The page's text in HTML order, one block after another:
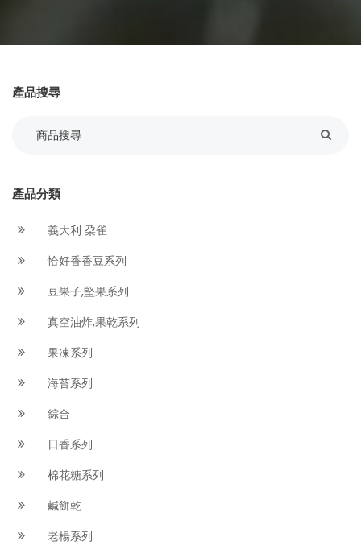
產品搜尋
產品分類
義大利 朶雀
恰好香香豆系列
豆果子,堅果系列
真空油炸,果乾系列
果凍系列
海苔系列
綜合
日香系列
棉花糖系列
鹹餅乾
老楊系列